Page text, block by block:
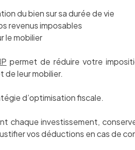
du bien sur sa durée de vie
revenus imposables
le mobilier
permet de réduire votre
de leur mobilier.
d’optimisation fiscale.
chaque investissement,
vos déductions en cas de